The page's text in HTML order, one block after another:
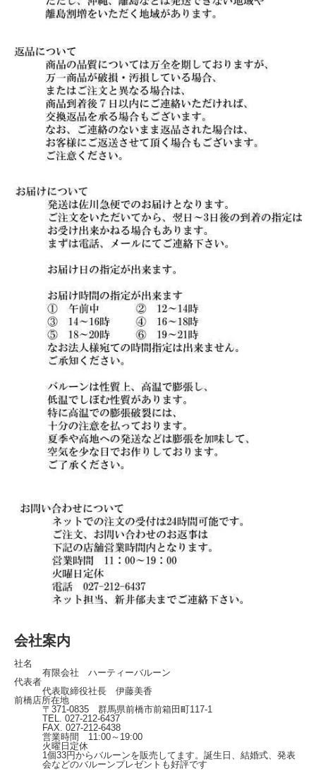
会社案内
社名
有限会社 ハーティーバルーン
代表者
代表取締役社長 伊藤美香
前橋店所在地
〒371-0835 群馬県前橋市前箱田町117-1
TEL. 027-212-6437
FAX. 027-212-6438
営業時間 11:00～19:00
火曜日定休
1個33円からバルーンを販売してます。誕生日、結婚式、発表
会などのバルーンプレゼントも好評です